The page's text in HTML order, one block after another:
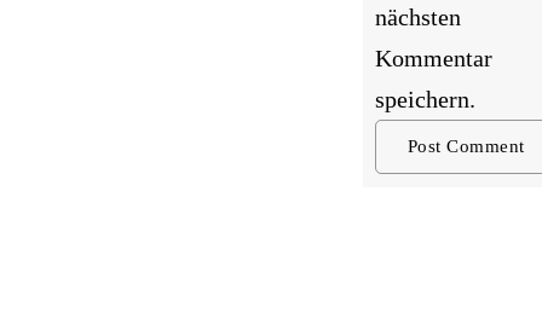
nächsten
Kommentar
speichern.